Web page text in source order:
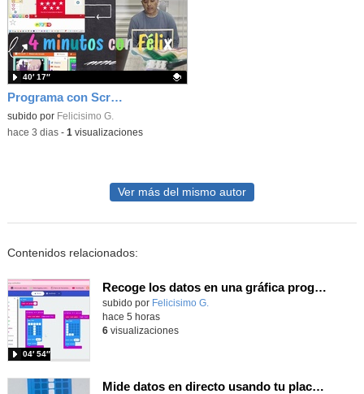
Programa con Scratch juegos con los partidos del mundial 2026 ganados por España
Contenido educativo.
subido por Felicisimo G.
40′ 17″
-hace 3 dias- 1 visualizaciones
Ver más del mismo autor
Contenidos relacionados:
Recoge los datos en una gráfica programando tu placa microbit con MakeCode y conoce la Tª y nivel de luz en este eclipse
Contenido educativo.
subido por Felicisimo G.
04′ 54″
hace 5 horas
6visualizaciones
Mide datos en directo usando tu placa microbit y programando con MakeCode dos placas conectadas por radio